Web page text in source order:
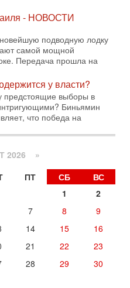
мер? Разбор и
Давида Шарпа
Ирана и США накаляется
самый последний момент
тяжелых ударов
намерен
«Аркия»
- НОВОСТИ 30/07/2026
рассматривает
операции против Ирана
базу в
Цви Маген,
офицер военной разведки
‎Чрезвычайный и
- НОВОСТИ
подводную лодку
самой мощной
Передача прошла на
у власти?
предстоящие выборы в
Биньямин
что победа на
2026 »
ПТ СБ
ВС
1
2
7 8
9
14 15
16
21 22
23
28 29
30